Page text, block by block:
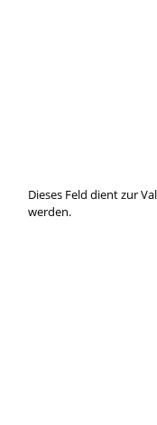
Dieses Feld dient zur
werden.